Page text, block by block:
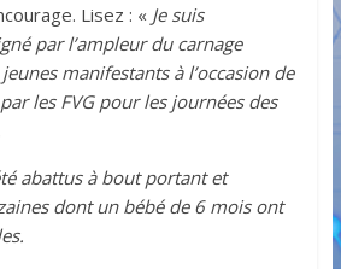
Lisez : « Je suis
par l’ampleur du carnage
manifestants à l’occasion de
les FVG pour les journées des
abattus à bout portant et
dont un bébé de 6 mois ont